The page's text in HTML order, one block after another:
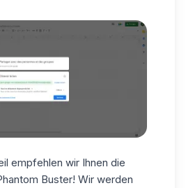
empfehlen wir Ihnen die
Buster! Wir werden